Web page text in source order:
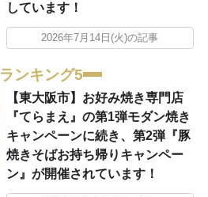
しています！
2026年7月14日(火)の記事
ランキング5
【東大阪市】お好み焼き専門店
『てらまえ』の第1弾モダン焼き
キャンペーンに続き、第2弾『豚
焼きそばお持ち帰りキャンペー
ン』が開催されています！